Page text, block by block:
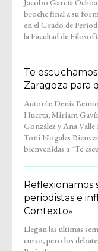
Jacobo García
broche final a su
en el Grado de
la Facultad de
etapa como
Entremedios. Su
Te
Zaragoza para
Autoría: Denis
Huerta, Miriam
González y Ana Valle Edición:
Toñi Nogales Bienvenidos y
bienvenidas a “Te
Voces de quienes
Zaragoza para
espacio tranquilo, hecho para
escuchar sin prisas y
periodistas e
Contexto»
Llegan las últimas
curso, pero los
nuestro propio
#Entremedios. Laura